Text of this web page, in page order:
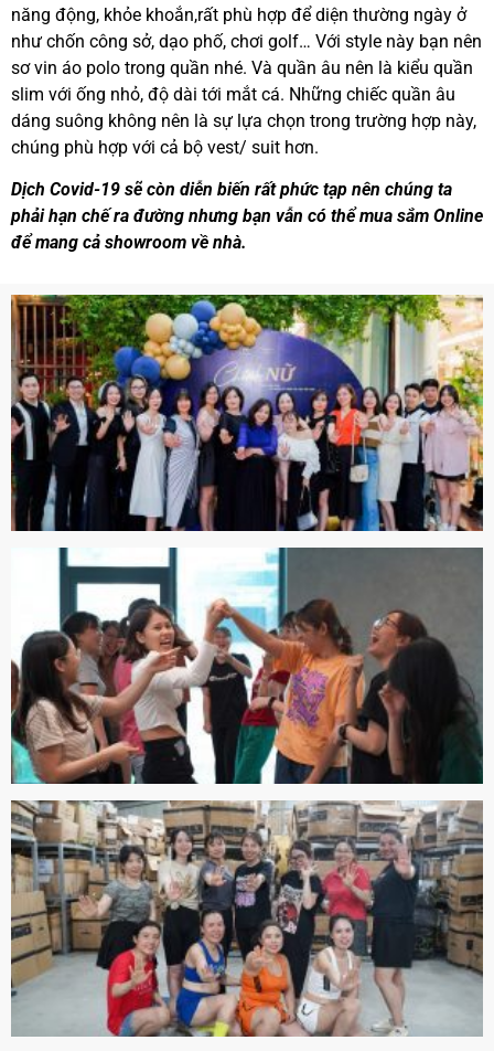
năng động, khỏe khoắn,rất phù hợp để diện thường ngày ở
như chốn công sở, dạo phố, chơi golf… Với style này bạn nên
sơ vin áo polo trong quần nhé. Và quần âu nên là kiểu quần
slim với ống nhỏ, độ dài tới mắt cá. Những chiếc quần âu
dáng suông không nên là sự lựa chọn trong trường hợp này,
chúng phù hợp với cả bộ vest/ suit hơn.
Dịch Covid-19 sẽ còn diễn biến rất phức tạp nên chúng ta
phải hạn chế ra đường nhưng bạn vẫn có thể mua sắm Online
để mang cả showroom về nhà.